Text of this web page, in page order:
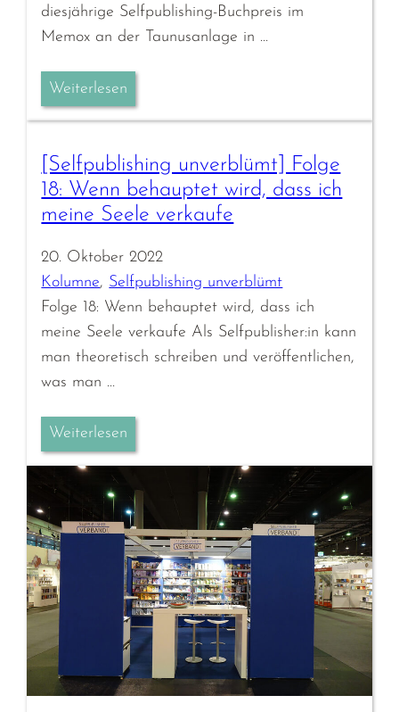
diesjährige Selfpublishing-Buchpreis im
Memox an der Taunusanlage in …
Weiterlesen
[Selfpublishing unverblümt] Folge
18: Wenn behauptet wird, dass ich
meine Seele verkaufe
20. Oktober 2022
Kolumne, Selfpublishing unverblümt
Folge 18: Wenn behauptet wird, dass ich
meine Seele verkaufe Als Selfpublisher:in kann
man theoretisch schreiben und veröffentlichen,
was man …
Weiterlesen